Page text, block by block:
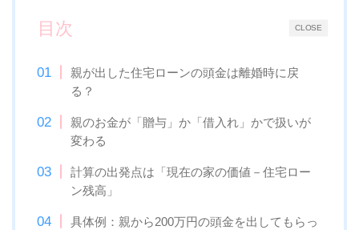
CLOSE
目次
親が出した住宅ローンの頭金は離婚時に戻
る？
親のお金が「贈与」か「借入れ」かで扱いが
変わる
計算の出発点は「現在の家の価値－住宅ロー
ン残高」
具体例：親から200万円の頭金を出してもらっ